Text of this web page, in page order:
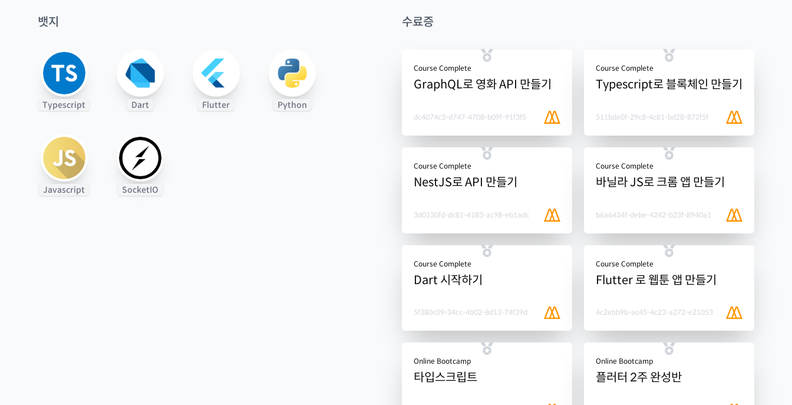
뱃지
Typescript Dart Flutter Python
Javascript SocketIO
수료증
Course Complete
GraphQL로 영화 API 만들기
dc4074c3-d747-4708-b09f-91f3f5
Course Complete
Typescript로 블록체인 만들기
511bde0f-29c8-4c81-bd28-872f5f
Course Complete
NestJS로 API 만들기
3d0130fd-dc81-4183-ac98-eb1adc
Course Complete
바닐라 JS로 크롬 앱 만들기
b6a6434f-debe-4242-b23f-8940a1
Course Complete
Dart 시작하기
5f380c09-34cc-4b02-8d13-74f39d
Course Complete
Flutter 로 웹툰 앱 만들기
4c2ebb9b-ac45-4c23-a272-e21053
Online Bootcamp
타입스크립트
Online Bootcamp
플러터 2주 완성반